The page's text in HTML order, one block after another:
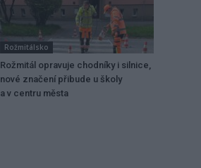
Rožmitálsko
Rožmitál opravuje chodníky i silnice,
nové značení přibude u školy
a v centru města